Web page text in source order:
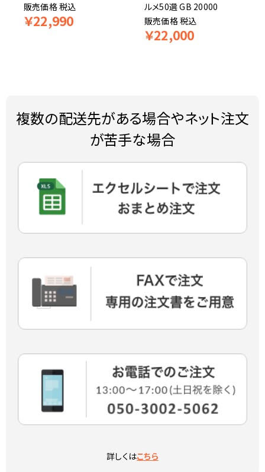
販売価格税込
￥22,990
ルメ50選 GB 20000
販売価格税込
￥22,000
複数の配送先がある場合やネット注文
が苦手な場合
詳しくはこちら